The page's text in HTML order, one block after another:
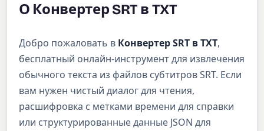
О Конвертер SRT в TXT
Добро пожаловать в Конвертер SRT в TXT,
бесплатный онлайн-инструмент для извлечения
обычного текста из файлов субтитров SRT. Если
вам нужен чистый диалог для чтения,
расшифровка с метками времени для справки
или структурированные данные JSON для